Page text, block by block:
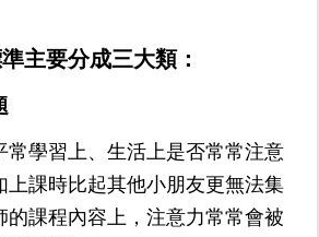
主要分成三大類：
常學習上、生活上是否常常注意
上課時比起其他小朋友更無法集
的課程內容上，注意力常常會被